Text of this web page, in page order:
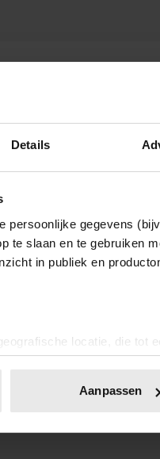
Details
persoonlijke gegevens
te slaan en te gebruiken
in publiek en
locatie, die tot
actief te scannen op
in de
te
Aanpassen